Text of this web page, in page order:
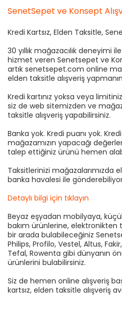
SenetSepet ve Konsept
Kredi Kartsız, Elden Taksitle,
30 yıllık mağazacılık deneyimi
hizmet veren Senetsepet ve
artık senetsepet.com online
elden taksitle alışveriş
Kredi kartınız yoksa veya
siz de web sitemizden ve
taksitle alışveriş yapabilirsiniz.
Banka yok. Kredi puanı yok.
mağazamızın yapacağı
talep ettiğiniz ürünü hemen
Taksitlerinizi mağazalarımızda
banka havalesi ile
Detaylı bilgi için tıklayın
Beyaz eşyadan mobilyaya,
bakım ürünlerine,
bir arada bulabileceğiniz
Philips, Profilo, Vestel, Altus,
Tefal, Rowenta gibi dünyanın
ürünlerini bulabilirsiniz.
Siz de hemen online alışveriş
kartsız, elden taksitle alışveriş